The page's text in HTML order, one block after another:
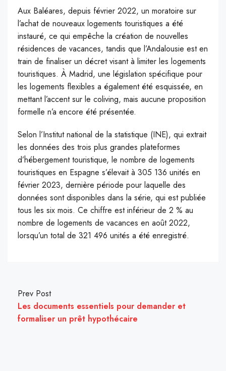
Aux Baléares, depuis février 2022, un moratoire sur
l’achat de nouveaux logements touristiques a été
instauré, ce qui empêche la création de nouvelles
résidences de vacances, tandis que l’Andalousie est en
train de finaliser un décret visant à limiter les logements
touristiques. À Madrid, une législation spécifique pour
les logements flexibles a également été esquissée, en
mettant l’accent sur le coliving, mais aucune proposition
formelle n’a encore été présentée.
Selon l’Institut national de la statistique (INE), qui extrait
les données des trois plus grandes plateformes
d’hébergement touristique, le nombre de logements
touristiques en Espagne s’élevait à 305 136 unités en
février 2023, dernière période pour laquelle des
données sont disponibles dans la série, qui est publiée
tous les six mois. Ce chiffre est inférieur de 2 % au
nombre de logements de vacances en août 2022,
lorsqu’un total de 321 496 unités a été enregistré.
Prev Post
Les documents essentiels pour demander et
formaliser un prêt hypothécaire